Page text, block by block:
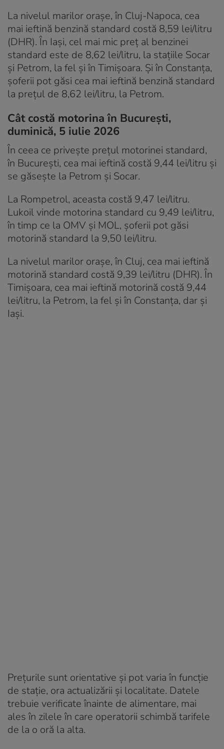
La nivelul marilor orașe, în Cluj-Napoca, cea
mai ieftină benzină standard costă 8,59 lei/litru
(DHR). În Iași, cel mai mic preț al benzinei
standard este de 8,62 lei/litru, la stațiile Socar
și Petrom, la fel și în Timișoara. Și în Constanța,
șoferii pot găsi cea mai ieftină benzină standard
la prețul de 8,62 lei/litru, la Petrom.
Cât costă motorina în București,
duminică, 5 iulie 2026
În ceea ce privește prețul motorinei standard,
în București, cea mai ieftină costă 9,44 lei/litru și
se găsește la Petrom și Socar.
La Rompetrol, aceasta costă 9,47 lei/litru.
Lukoil vinde motorina standard cu 9,49 lei/litru,
în timp ce la OMV și MOL, șoferii pot găsi
motorină standard la 9,50 lei/litru.
La nivelul marilor orașe, în Cluj, cea mai ieftină
motorină standard costă 9,39 lei/litru (DHR). În
Timișoara, cea mai ieftină motorină costă 9,44
lei/litru, la Petrom, la fel și în Constanța, dar și
Iași.
Prețurile sunt orientative și pot varia în funcție
de stație, ora actualizării și localitate. Datele
trebuie verificate înainte de alimentare, mai
ales în zilele în care operatorii schimbă tarifele
de la o oră la alta.